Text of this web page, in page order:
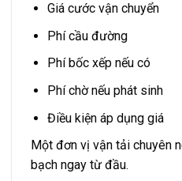
Giá cước vận chuyển
Phí cầu đường
Phí bốc xếp nếu có
Phí chờ nếu phát sinh
Điều kiện áp dụng giá
Một đơn vị vận tải chuyên
bạch ngay từ đầu.